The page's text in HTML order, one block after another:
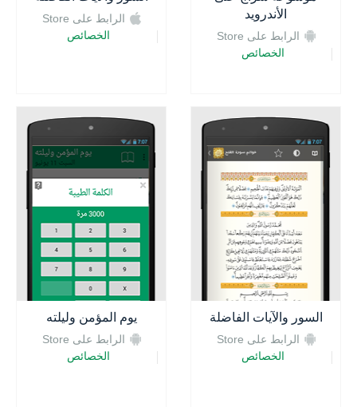
الرابط على Store
الخصائص
الأندرويد
الرابط على Store
الخصائص
يوم المؤمن وليلته
الرابط على Store
الخصائص
السور والآيات الفاضلة
الرابط على Store
الخصائص